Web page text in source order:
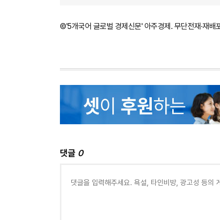
©'5개국어 글로벌 경제신문' 아주경제. 무단전재·재배
댓글 0